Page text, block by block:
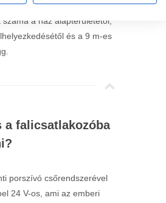
kiépített
száma a ház alapterületétől,
és a 9 m-es
a falicsatlakozóba
porszívó csőrendszerével
24 V-os, ami az emberi